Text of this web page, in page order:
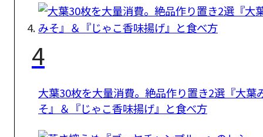
4
大葉30枚を大量消費。絶品作り置き2選『大葉
そ』＆『じゃこ香味揚げ』と食べ方